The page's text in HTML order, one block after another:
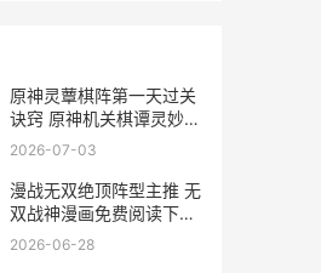
原神灵蕈棋阵第一天过关
诀窍 原神机关棋谭灵妙之
局第三关
2026-07-03
漫战无双绝顶阵型主推 无
双战神漫画免费阅读下拉
式
2026-06-28